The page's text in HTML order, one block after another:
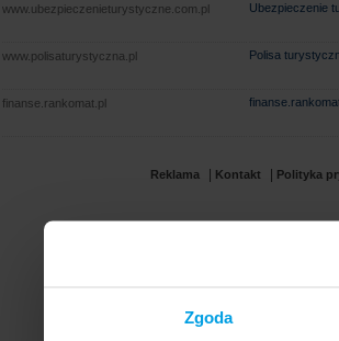
Zgoda
www.ubezpieczenieturystyczne.com.pl Ubezpieczenie
www.polisaturystyczna.pl Polisa
finanse.rankomat.pl
Reklama Kontakt Polityka